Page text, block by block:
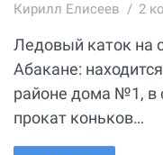
Кирилл Елисеев 2
Ледовый каток на
Абакане:
районе дома №1, в
прокат коньков…